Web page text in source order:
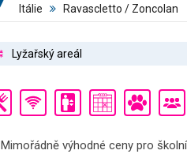
Itálie
Ravascletto / Zoncolan
Lyžařský areál
Mimořádně výhodné ceny pro